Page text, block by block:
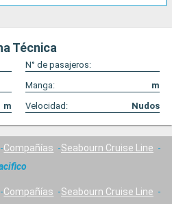
Técnica
N° de pasajeros:
Manga:
m
m Velocidad: Nudos
Compañías
Seabourn Cruise Line
Compañías
Seabourn Cruise Line